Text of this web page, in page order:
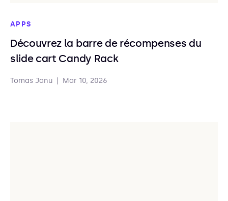
APPS
Découvrez la barre de récompenses du
slide cart Candy Rack
Tomas Janu Mar 10, 2026